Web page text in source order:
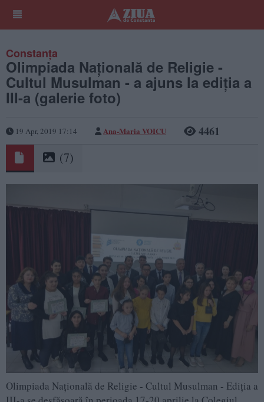
Constanța
Olimpiada Națională de Religie -
Cultul Musulman - a ajuns la ediția a
III-a (galerie foto)
19 Apr, 2019 17:14 Ana-Maria VOICU 4461
(7)
Olimpiada Națională de Religie - Cultul Musulman - Ediția a